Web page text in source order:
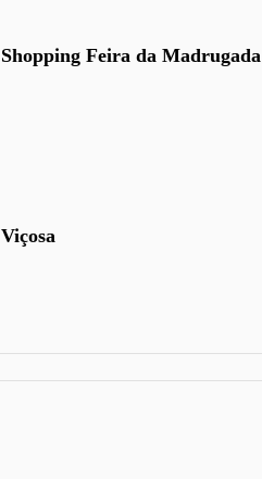
Shopping Feira da Madrugada
Viçosa